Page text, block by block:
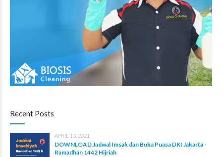
Recent Posts
APRIL 13, 2021
DOWNLOAD Jadwal Imsak dan Buka Puasa DKI Jakarta -
Ramadhan 1442 Hijriah